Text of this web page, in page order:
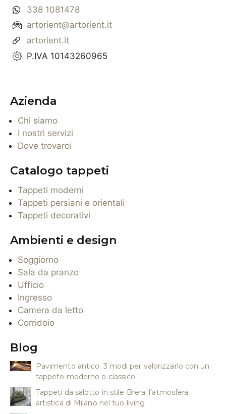
338 1081478
artorient@artorient.it
artorient.it
P.IVA 10143260965
Azienda
Chi siamo
I nostri servizi
Dove trovarci
Catalogo tappeti
Tappeti moderni
Tappeti persiani e orientali
Tappeti decorativi
Ambienti e design
Soggiorno
Sala da pranzo
Ufficio
Ingresso
Camera da letto
Corridoio
Blog
Pavimento antico: 3 modi per valorizzarlo con un
tappeto moderno o classico
Tappeti da salotto in stile Brera: l’atmosfera
artistica di Milano nel tuo living